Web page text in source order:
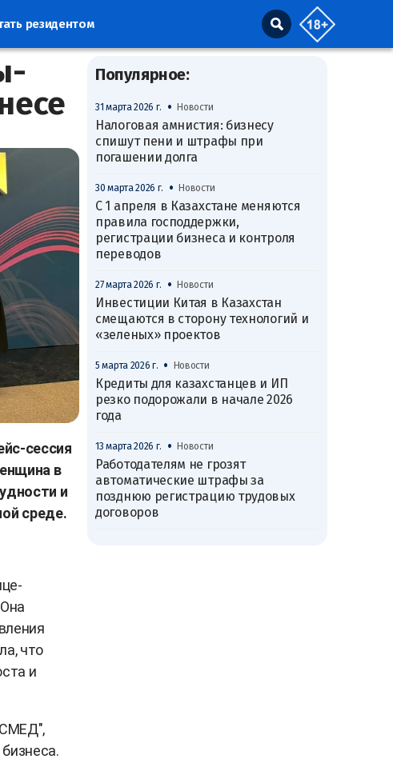
резидентом
сессия
в
и
среде.
что
и
Популярное:
31 марта 2026 г. • Новости
Налоговая амнистия: бизнесу
спишут пени и штрафы при
погашении долга
30 марта 2026 г. • Новости
С 1 апреля в Казахстане меняются
правила господдержки,
регистрации бизнеса и контроля
переводов
27 марта 2026 г. • Новости
Инвестиции Китая в Казахстан
смещаются в сторону технологий и
«зеленых» проектов
5 марта 2026 г. • Новости
Кредиты для казахстанцев и ИП
резко подорожали в начале 2026
года
13 марта 2026 г. • Новости
Работодателям не грозят
автоматические штрафы за
позднюю регистрацию трудовых
договоров